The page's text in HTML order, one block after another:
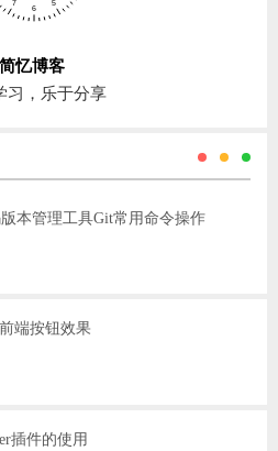
简忆博客
习，乐于分享
本管理工具Git常用命令操作
端按钮效果
插件的使用